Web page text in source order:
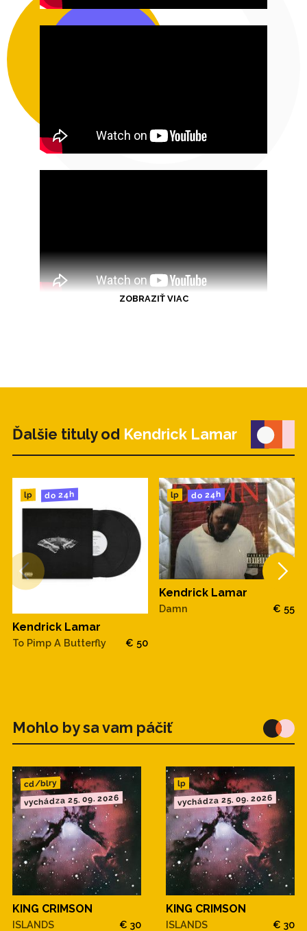
ZOBRAZIŤ VIAC
Ďalšie tituly od Kendrick Lamar
lp do 24h
Kendrick Lamar
To Pimp A Butterfly € 50
lp do 24h
Kendrick Lamar
Damn € 55
Mohlo by sa vam páčiť
cd/blry
vychádza 25. 09. 2026
KING CRIMSON
ISLANDS € 30
lp
vychádza 25. 09. 2026
KING CRIMSON
ISLANDS € 30